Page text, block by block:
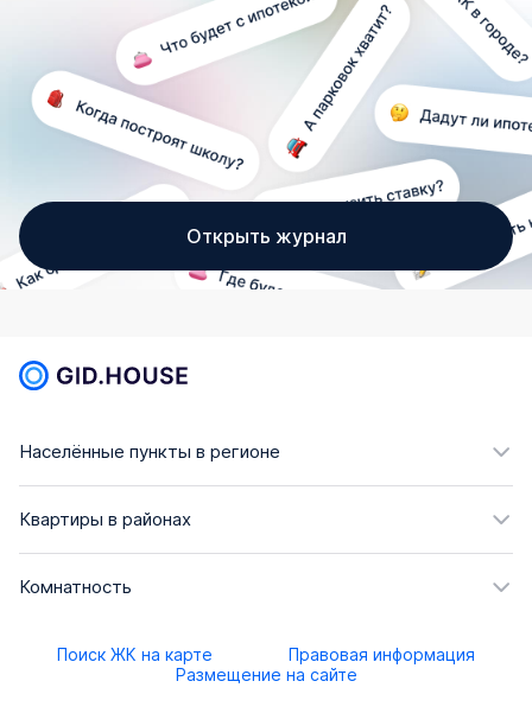
Открыть журнал
Населённые пункты в регионе
Квартиры в районах
Комнатность
Поиск ЖК на карте
Правовая информация
Размещение на сайте